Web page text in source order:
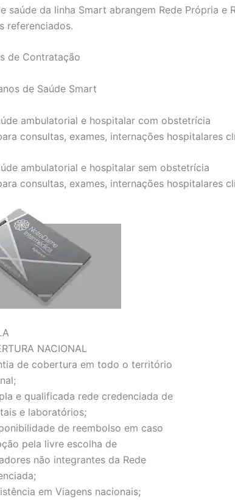
saúde da linha Smart abrangem Rede Própria
referenciados.
de Contratação
de Saúde Smart
ambulatorial e hospitalar com obstetrícia
consultas, exames, internações hospitalares
ambulatorial e hospitalar sem obstetrícia
consultas, exames, internações hospitalares
NACIONAL
de cobertura em todo o território
e qualificada rede credenciada de
e laboratórios;
de reembolso em caso
pela livre escolha de
não integrantes da Rede
em Viagens nacionais;